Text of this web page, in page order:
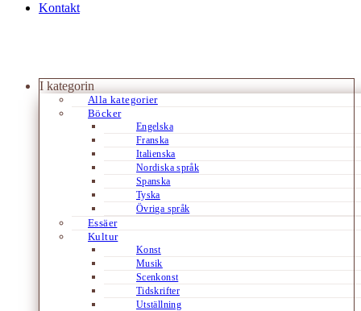
Kontakt
I kategorin
Alla kategorier
Böcker
Engelska
Franska
Italienska
Nordiska språk
Spanska
Tyska
Övriga språk
Essäer
Kultur
Konst
Musik
Scenkonst
Tidskrifter
Utställning